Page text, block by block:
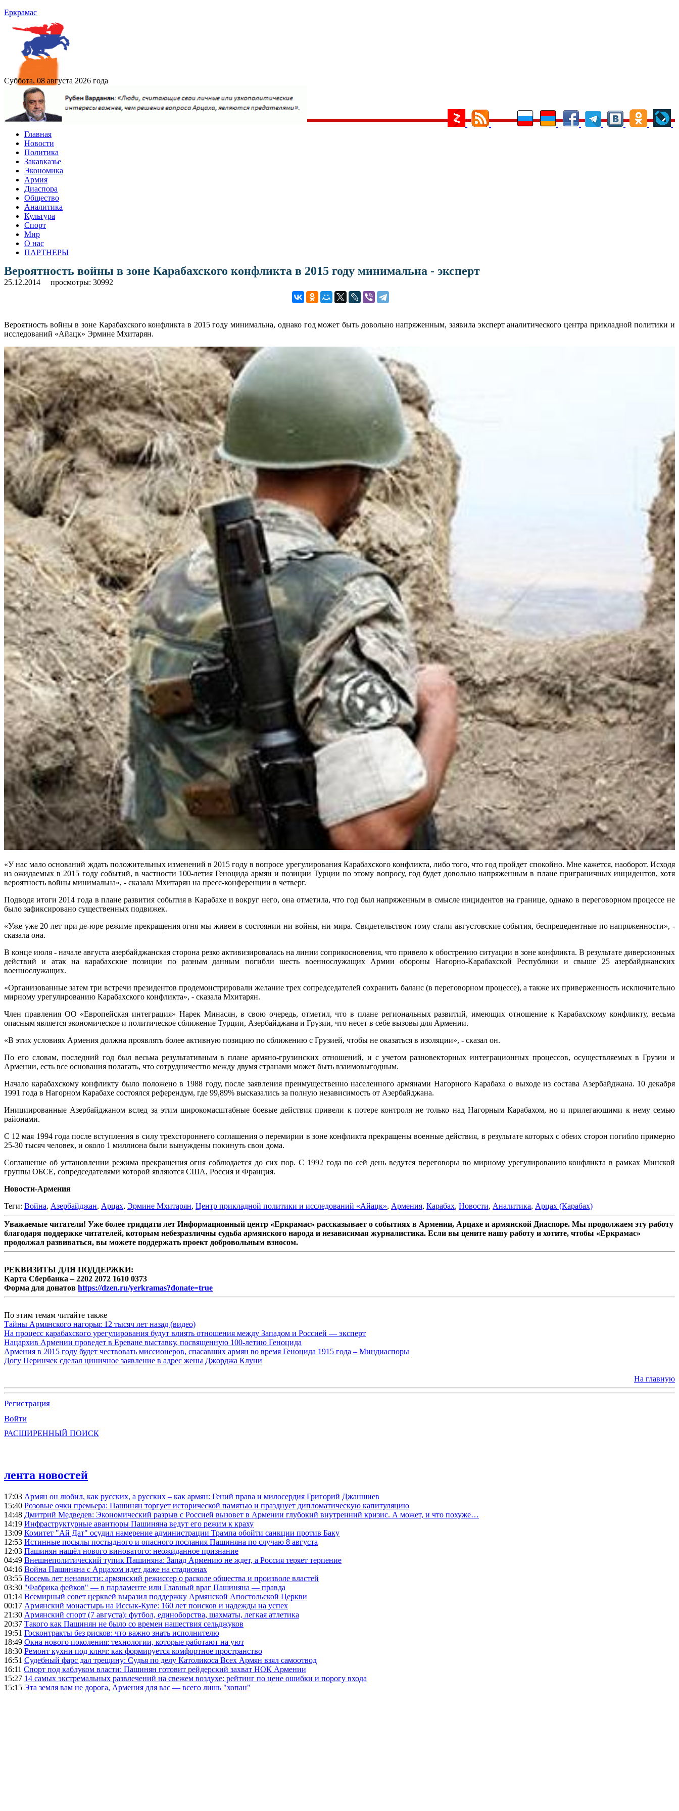
Еркрамас
Суббота, 08 августа 2026 года
Главная
Новости
Политика
Закавказье
Экономика
Армия
Диаспора
Общество
Аналитика
Культура
Спорт
Мир
О нас
ПАРТНЕРЫ
Вероятность войны в зоне Карабахского конфликта в 2015 году минимальна - эксперт
25.12.2014 просмотры: 30992
Вероятность войны в зоне Карабахского конфликта в 2015 году минимальна, однако год может быть довольно напряженным, заявила эксперт аналитического центра прикладной политики и
исследований «Айацк» Эрмине Мхитарян.
«У нас мало оснований ждать положительных изменений в 2015 году в вопросе урегулирования Карабахского конфликта, либо того, что год пройдет спокойно. Мне кажется, наоборот. Исходя
из ожидаемых в 2015 году событий, в частности 100-летия Геноцида армян и позиции Турции по этому вопросу, год будет довольно напряженным в плане приграничных инцидентов, хотя
вероятность войны минимальна», - сказала Мхитарян на пресс-конференции в четверг.
Подводя итоги 2014 года в плане развития события в Карабахе и вокруг него, она отметила, что год был напряженным в смысле инцидентов на границе, однако в переговорном процессе не
было зафиксировано существенных подвижек.
«Уже уже 20 лет при де-юре режиме прекращения огня мы живем в состоянии ни войны, ни мира. Свидетельством тому стали августовские события, беспрецедентные по напряженности», -
сказала она.
В конце июля - начале августа азербайджанская сторона резко активизировалась на линии соприкосновения, что привело к обострению ситуации в зоне конфликта. В результате диверсионных
действий и атак на карабахские позиции по разным данным погибли шесть военнослужащих Армии обороны Нагорно-Карабахской Республики и свыше 25 азербайджанских
военнослужащих.
«Организованные затем три встречи президентов продемонстрировали желание трех сопредседателей сохранить баланс (в переговорном процессе), а также их приверженность исключительно
мирному урегулированию Карабахского конфликта», - сказала Мхитарян.
Член правления ОО «Европейская интеграция» Нарек Минасян, в свою очередь, отметил, что в плане региональных развитий, имеющих отношение к Карабахскому конфликту, весьма
опасным является экономическое и политическое сближение Турции, Азербайджана и Грузии, что несет в себе вызовы для Армении.
«В этих условиях Армения должна проявлять более активную позицию по сближению с Грузией, чтобы не оказаться в изоляции», - сказал он.
По его словам, последний год был весьма результативным в плане армяно-грузинских отношений, и с учетом разновекторных интеграционных процессов, осуществляемых в Грузии и
Армении, есть все основания полагать, что сотрудничество между двумя странами может быть взаимовыгодным.
Начало карабахскому конфликту было положено в 1988 году, после заявления преимущественно населенного армянами Нагорного Карабаха о выходе из состава Азербайджана. 10 декабря
1991 года в Нагорном Карабахе состоялся референдум, где 99,89% высказались за полную независимость от Азербайджана.
Инициированные Азербайджаном вслед за этим широкомасштабные боевые действия привели к потере контроля не только над Нагорным Карабахом, но и прилегающими к нему семью
районами.
С 12 мая 1994 года после вступления в силу трехстороннего соглашения о перемирии в зоне конфликта прекращены военные действия, в результате которых с обеих сторон погибло примерно
25-30 тысяч человек, и около 1 миллиона были вынуждены покинуть свои дома.
Соглашение об установлении режима прекращения огня соблюдается до сих пор. С 1992 года по сей день ведутся переговоры по мирному урегулированию конфликта в рамках Минской
группы ОБСЕ, сопредседателями которой являются США, Россия и Франция.
Новости-Армения
Теги: Война, Азербайджан, Арцах, Эрмине Мхитарян, Центр прикладной политики и исследований «Айацк», Армения, Карабах, Новости, Аналитика, Арцах (Карабах)
Уважаемые читатели! Уже более тридцати лет Информационный центр «Еркрамас» рассказывает о событиях в Армении, Арцахе и армянской Диаспоре. Мы продолжаем эту работу
благодаря поддержке читателей, которым небезразличны судьба армянского народа и независимая журналистика. Если вы цените нашу работу и хотите, чтобы «Еркрамас»
продолжал развиваться, вы можете поддержать проект добровольным взносом.
РЕКВИЗИТЫ ДЛЯ ПОДДЕРЖКИ:
Карта Сбербанка – 2202 2072 1610 0373
Форма для донатов https://dzen.ru/yerkramas?donate=true
По этим темам читайте также
Тайны Армянского нагорья: 12 тысяч лет назад (видео)
На процесс карабахского урегулирования будут влиять отношения между Западом и Россией — эксперт
Нацархив Армении проведет в Ереване выставку, посвященную 100-летию Геноцида
Армения в 2015 году будет чествовать миссионеров, спасавших армян во время Геноцида 1915 года – Миндиаспоры
Догу Перинчек сделал циничное заявление в адрес жены Джорджа Клуни
На главную
Регистрация
Войти
РАСШИРЕННЫЙ ПОИСК
лента новостей
17:03 Армян он любил, как русских, а русских – как армян: Гений права и милосердия Григорий Джаншиев
15:40 Розовые очки премьера: Пашинян торгует исторической памятью и празднует дипломатическую капитуляцию
14:48 Дмитрий Медведев: Экономический разрыв с Россией вызовет в Армении глубокий внутренний кризис. А может, и что похуже…
14:19 Инфраструктурные авантюры Пашиняна ведут его режим к краху
13:09 Комитет "Ай Дат" осудил намерение администрации Трампа обойти санкции против Баку
12:53 Истинные посылы постыдного и опасного послания Пашиняна по случаю 8 августа
12:03 Пашинян нашёл нового виноватого: неожиданное признание
04:49 Внешнеполитический тупик Пашиняна: Запад Армению не ждет, а Россия теряет терпение
04:16 Война Пашиняна с Арцахом идет даже на стадионах
03:55 Восемь лет ненависти: армянский режиссер о расколе общества и произволе властей
03:30 "Фабрика фейков" — в парламенте или Главный враг Пашиняна — правда
01:14 Всемирный совет церквей выразил поддержку Армянской Апостольской Церкви
00:17 Армянский монастырь на Иссык-Куле: 160 лет поисков и надежды на успех
21:30 Армянский спорт (7 августа): футбол, единоборства, шахматы, легкая атлетика
20:37 Такого как Пашинян не было со времен нашествия сельджуков
19:51 Госконтракты без рисков: что важно знать исполнителю
18:49 Окна нового поколения: технологии, которые работают на уют
18:30 Ремонт кухни под ключ: как формируется комфортное пространство
16:51 Судебный фарс дал трещину: Судья по делу Католикоса Всех Армян взял самоотвод
16:11 Спорт под каблуком власти: Пашинян готовит рейдерский захват НОК Армении
15:27 14 самых экстремальных развлечений на свежем воздухе: рейтинг по цене ошибки и порогу входа
15:15 Эта земля вам не дорога, Армения для вас — всего лишь "хопан"